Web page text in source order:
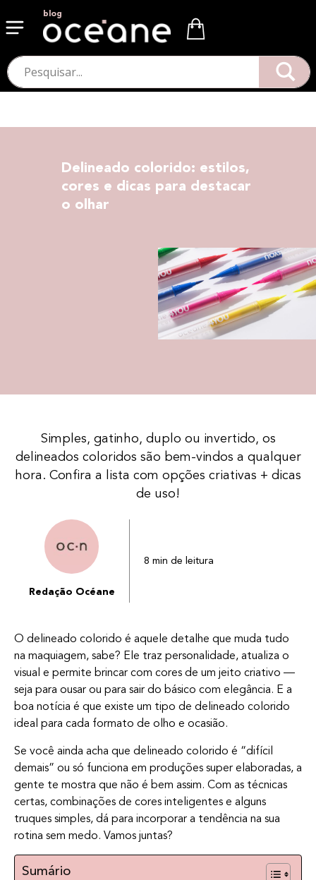
blog
Delineado colorido: estilos,
cores e dicas para destacar
o olhar
Simples, gatinho, duplo ou invertido, os
delineados coloridos são bem-vindos a qualquer
hora. Confira a lista com opções criativas + dicas
de uso!
Redação Océane
8 min de leitura
O delineado colorido é aquele detalhe que muda tudo
na maquiagem, sabe? Ele traz personalidade, atualiza o
visual e permite brincar com cores de um jeito criativo —
seja para ousar ou para sair do básico com elegância. E a
boa notícia é que existe um tipo de delineado colorido
ideal para cada formato de olho e ocasião.
Se você ainda acha que delineado colorido é “difícil
demais” ou só funciona em produções super elaboradas, a
gente te mostra que não é bem assim. Com as técnicas
certas, combinações de cores inteligentes e alguns
truques simples, dá para incorporar a tendência na sua
rotina sem medo. Vamos juntas?
Sumário